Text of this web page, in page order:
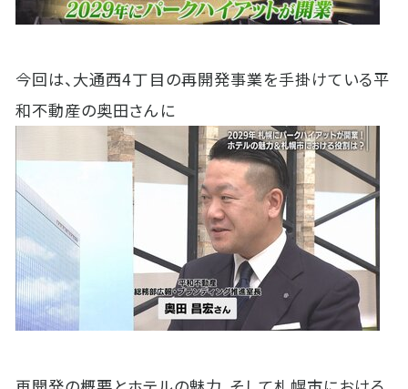
今回は、大通西4丁目の再開発事業を手掛けている平
和不動産の奥田さんに